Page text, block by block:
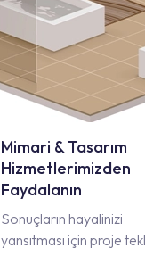
Mimari & Tasarım
Hizmetlerimizden
Faydalanın
Sonuçların hayalinizi
yansıtması için proje